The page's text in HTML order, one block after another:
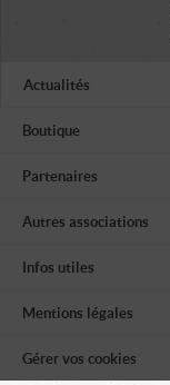
Actualités
Boutique
Partenaires
Autres associations
Infos utiles
Mentions légales
Gérer vos cookies